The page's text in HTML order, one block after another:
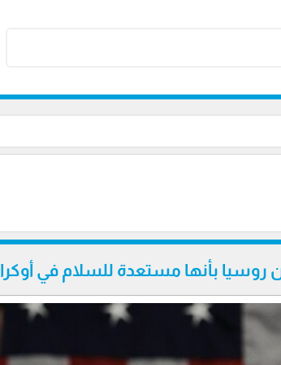
روسيا بأنها مستعدة للسلام في